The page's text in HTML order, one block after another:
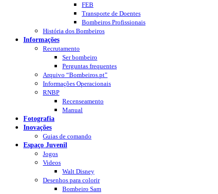
FEB
Transporte de Doentes
Bombeiros Profissionais
História dos Bombeiros
Informações
Recrutamento
Ser bombeiro
Perguntas frequentes
Arquivo “Bombeiros.pt”
Informações Operacionais
RNBP
Recenseamento
Manual
Fotografia
Inovações
Guias de comando
Espaço Juvenil
Jogos
Videos
Walt Disney
Desenhos para colorir
Bombeiro Sam